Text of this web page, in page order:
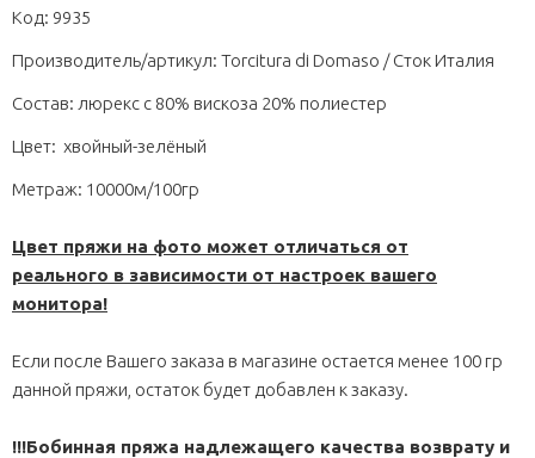
Код: 9935
Производитель/артикул: Torcitura di Domaso / Сток Италия
Состав: люрекс с 80% вискоза 20% полиестер
Цвет: хвойный-зелёный
Метраж: 10000м/100гр
Цвет пряжи на фото может отличаться от
реального в зависимости от настроек вашего
монитора!
Если после Вашего заказа в магазине остается менее 100 гр
данной пряжи, остаток будет добавлен к заказу.
!!!Бобинная пряжа надлежащего качества возврату и